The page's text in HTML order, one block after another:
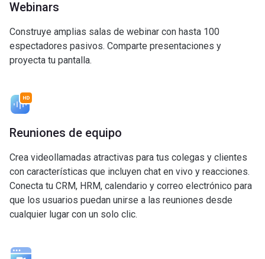
Webinars
Construye amplias salas de webinar con hasta 100
espectadores pasivos. Comparte presentaciones y
proyecta tu pantalla.
Reuniones de equipo
Crea videollamadas atractivas para tus colegas y clientes
con características que incluyen chat en vivo y reacciones.
Conecta tu CRM, HRM, calendario y correo electrónico para
que los usuarios puedan unirse a las reuniones desde
cualquier lugar con un solo clic.